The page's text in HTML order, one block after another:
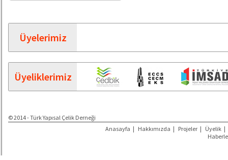
Üyelerimiz
Üyeliklerimiz
© 2014 - Türk Yapısal Çelik Derneği
Anasayfa | Hakkımızda | Projeler | Üyelik |